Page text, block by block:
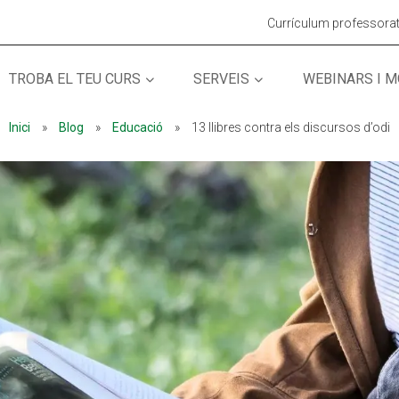
Currículum professorat
TROBA EL TEU CURS SERVEIS WEBINARS I
Inici » Blog » Educació » 13 llibres contra els discursos d’odi
SOCIAL I JOVES ESPLAIS
ACTUALITAT
Notícies
SOCIAL I JOVES ESPLAIS
ACTUALITAT
Notícies